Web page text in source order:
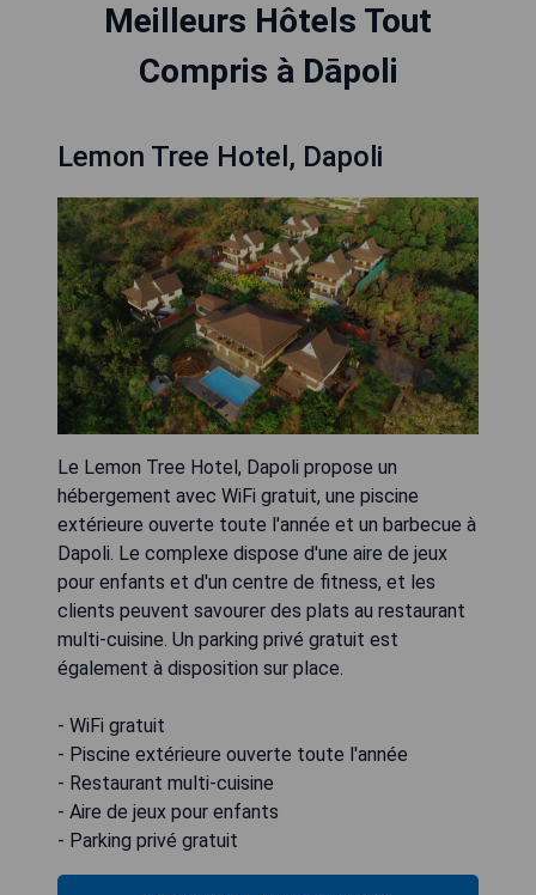
Meilleurs Hôtels Tout
Compris à Dāpoli
Lemon Tree Hotel, Dapoli
Le Lemon Tree Hotel, Dapoli propose un
hébergement avec WiFi gratuit, une piscine
extérieure ouverte toute l'année et un barbecue à
Dapoli. Le complexe dispose d'une aire de jeux
pour enfants et d'un centre de fitness, et les
clients peuvent savourer des plats au restaurant
multi-cuisine. Un parking privé gratuit est
également à disposition sur place.
- WiFi gratuit
- Piscine extérieure ouverte toute l'année
- Restaurant multi-cuisine
- Aire de jeux pour enfants
- Parking privé gratuit